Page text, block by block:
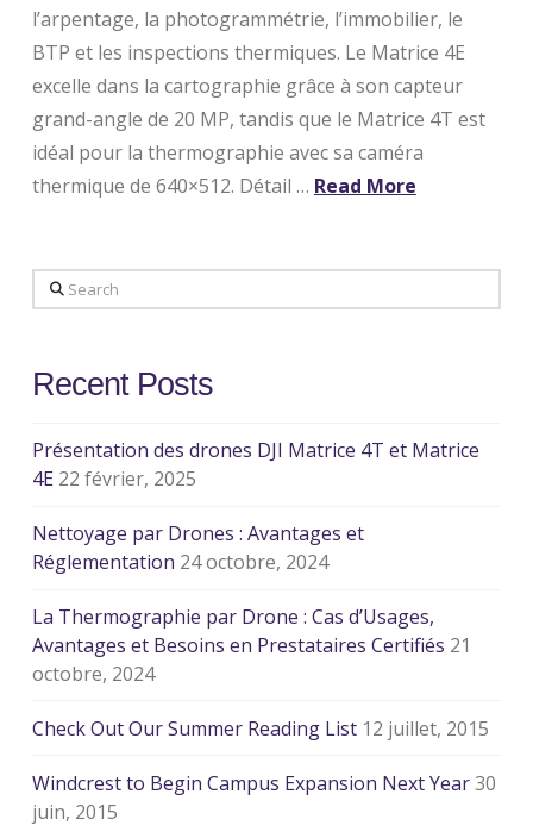
l’arpentage, la photogrammétrie, l’immobilier, le
BTP et les inspections thermiques. Le Matrice 4E
excelle dans la cartographie grâce à son capteur
grand-angle de 20 MP, tandis que le Matrice 4T est
idéal pour la thermographie avec sa caméra
thermique de 640×512. Détail … Read More
Search
Recent Posts
Présentation des drones DJI Matrice 4T et Matrice
4E 22 février, 2025
Nettoyage par Drones : Avantages et
Réglementation 24 octobre, 2024
La Thermographie par Drone : Cas d’Usages,
Avantages et Besoins en Prestataires Certifiés 21
octobre, 2024
Check Out Our Summer Reading List 12 juillet, 2015
Windcrest to Begin Campus Expansion Next Year30
juin, 2015